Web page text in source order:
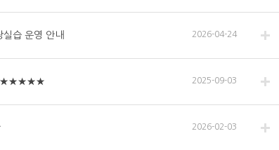
습 운영 안내 2026-04-24
2025-09-03
2026-02-03